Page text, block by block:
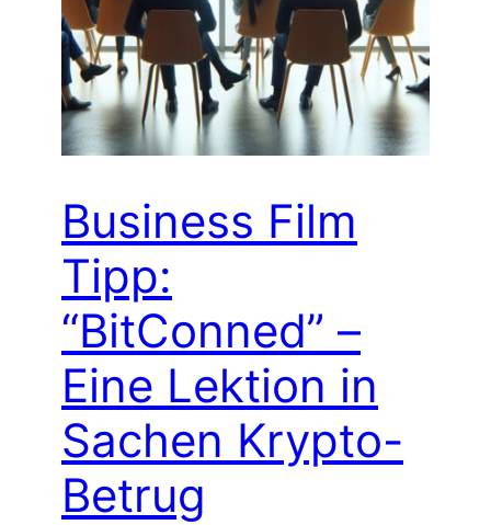
Business Film
Tipp:
“BitConned” –
Eine Lektion in
Sachen Krypto-
Betrug